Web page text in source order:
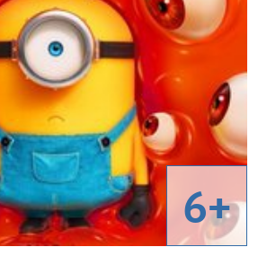
6+